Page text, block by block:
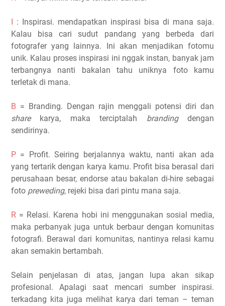
I : Inspirasi. mendapatkan inspirasi bisa di mana saja.
Kalau bisa cari sudut pandang yang berbeda dari
fotografer yang lainnya. Ini akan menjadikan fotomu
unik. Kalau proses inspirasi ini nggak instan, banyak jam
terbangnya nanti bakalan tahu uniknya foto kamu
terletak di mana.
B = Branding. Dengan rajin menggali potensi diri dan
sharekarya, maka terciptalah brandingdengan
sendirinya.
P = Profit. Seiring berjalannya waktu, nanti akan ada
yang tertarik dengan karya kamu. Profit bisa berasal dari
perusahaan besar, endorse atau bakalan di-hire sebagai
foto preweding, rejeki bisa dari pintu mana saja.
R = Relasi. Karena hobi ini menggunakan sosial media,
maka perbanyak juga untuk berbaur dengan komunitas
fotografi. Berawal dari komunitas, nantinya relasi kamu
akan semakin bertambah.
Selain penjelasan di atas, jangan lupa akan sikap
profesional. Apalagi saat mencari sumber inspirasi.
terkadang kita juga melihat karya dari teman – teman